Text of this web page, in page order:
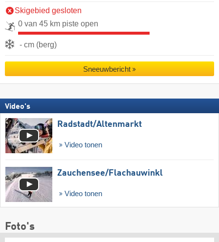
Skigebied gesloten
0 van 45 km piste open
- cm (berg)
Sneeuwbericht
Video's
Radstadt/​Altenmarkt
Video tonen
Zauchensee/​Flachauwinkl
Video tonen
Foto's